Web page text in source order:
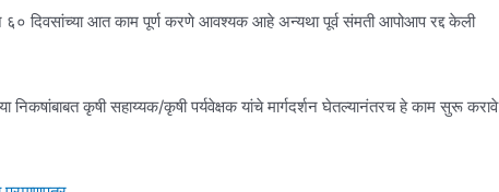
६० दिवसांच्या आत काम पूर्ण करणे आवश्यक आहे अन्यथा पूर्व संमती आपोआप रद्द केली
निकषांबाबत कृषी सहाय्यक/कृषी पर्यवेक्षक यांचे मार्गदर्शन घेतल्यानंतरच हे काम सुरू करावे